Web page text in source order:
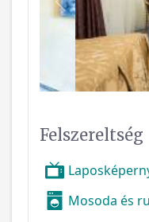
Vissza
Felszereltség
Mosoda és